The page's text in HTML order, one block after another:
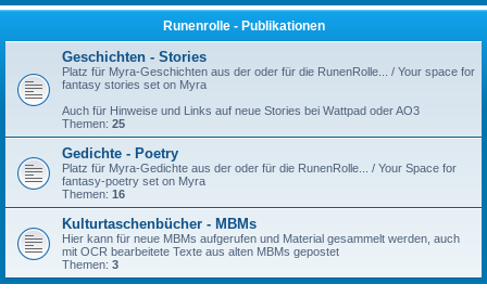
Runenrolle - Publikationen
Geschichten - Stories
Platz für Myra-Geschichten aus der oder für die RunenRolle... / Your space for
fantasy stories set on Myra
Auch für Hinweise und Links auf neue Stories bei Wattpad oder AO3
Themen: 25
Gedichte - Poetry
Platz für Myra-Gedichte aus der oder für die RunenRolle... / Your Space for
fantasy-poetry set on Myra
Themen: 16
Kulturtaschenbücher - MBMs
Hier kann für neue MBMs aufgerufen und Material gesammelt werden, auch
mit OCR bearbeitete Texte aus alten MBMs gepostet
Themen: 3